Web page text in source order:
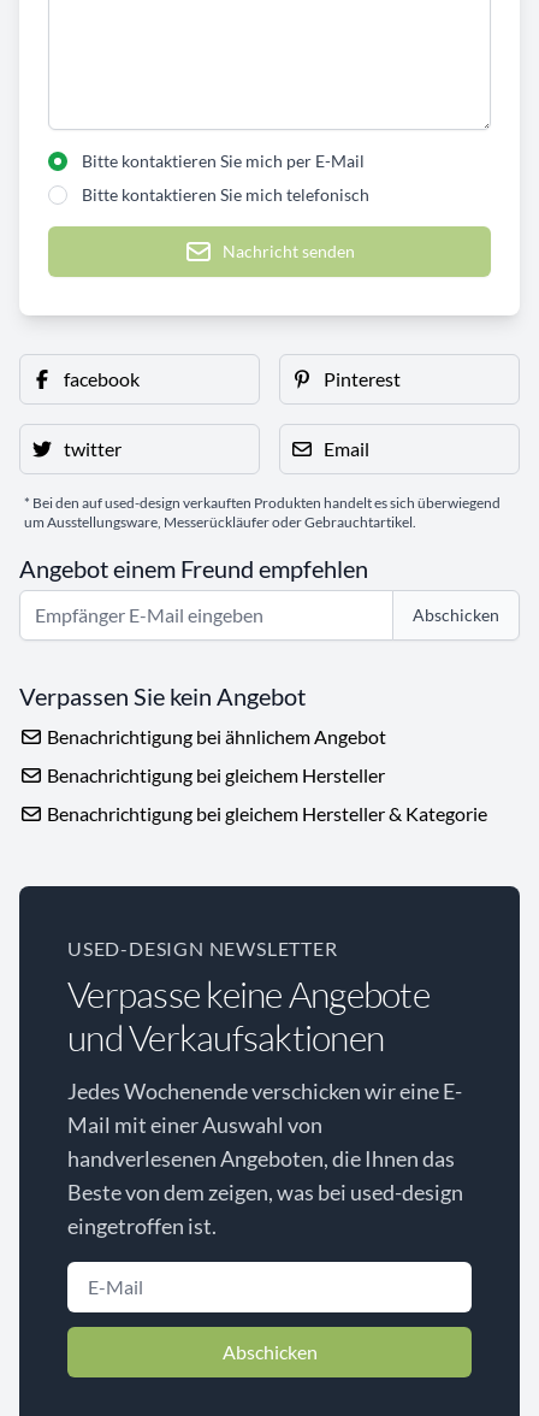
Bitte kontaktieren Sie mich per E-Mail
Bitte kontaktieren Sie mich telefonisch
Nachricht senden
facebook Pinterest
twitter Email
* Bei den auf used-design verkauften Produkten handelt es sich überwiegend
um Ausstellungsware, Messerückläufer oder Gebrauchtartikel.
Angebot einem Freund empfehlen
Abschicken
Verpassen Sie kein Angebot
Benachrichtigung bei ähnlichem Angebot
Benachrichtigung bei gleichem Hersteller
Benachrichtigung bei gleichem Hersteller & Kategorie
USED-DESIGN NEWSLETTER
Verpasse keine Angebote
und Verkaufsaktionen
Jedes Wochenende verschicken wir eine E-
Mail mit einer Auswahl von
handverlesenen Angeboten, die Ihnen das
Beste von dem zeigen, was bei used-design
eingetroffen ist.
Abschicken